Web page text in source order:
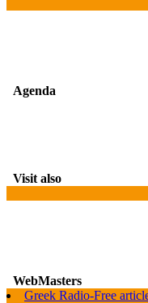
Agenda
Visit also
WebMasters
Greek Radio-Free